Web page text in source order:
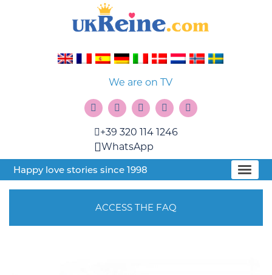
We are on TV
+39 320 114 1246
WhatsApp
Happy love stories since 1998
ACCESS THE FAQ